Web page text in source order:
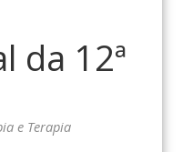
da 12ª
e Terapia